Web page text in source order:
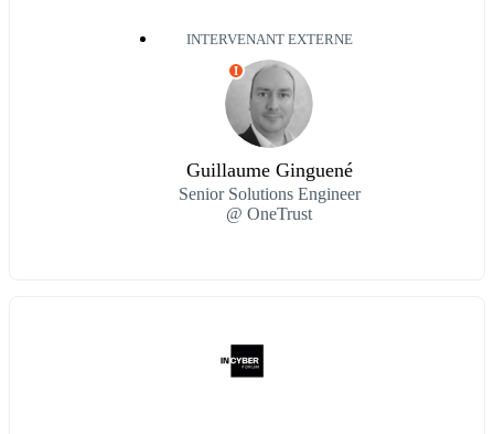
INTERVENANT EXTERNE
I
Guillaume Ginguené
Senior Solutions Engineer
@ OneTrust